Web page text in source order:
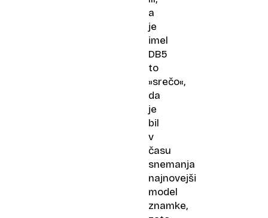
a
je
imel
DB5
to
»srečo«,
da
je
bil
v
času
snemanja
najnovejši
model
znamke,